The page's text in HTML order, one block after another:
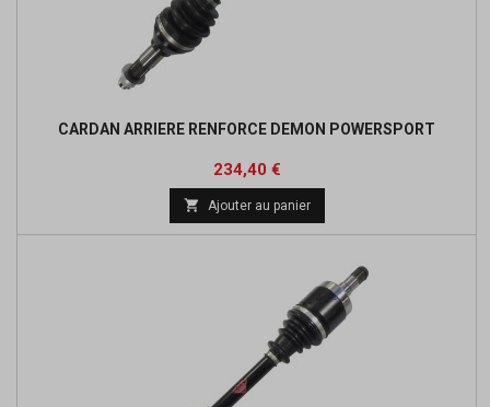
CARDAN ARRIERE RENFORCE DEMON POWERSPORT
Prix
234,40 €Prix
de
base
 Ajouter au panier